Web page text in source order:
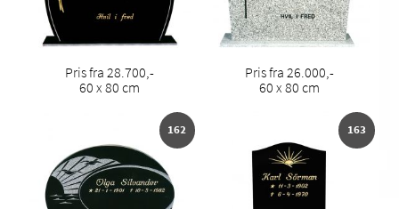
Pris fra 28.700,-
60 x 80 cm
Pris fra 26.000,-
60 x 80 cm
162 163